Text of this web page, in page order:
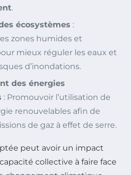
.
écosystèmes :
zones humides et
mieux réguler les eaux et
d’inondations.
des énergies
: Promouvoir l’utilisation de
renouvelables afin de
de gaz à effet de serre.
peut avoir un impact
collective à faire face